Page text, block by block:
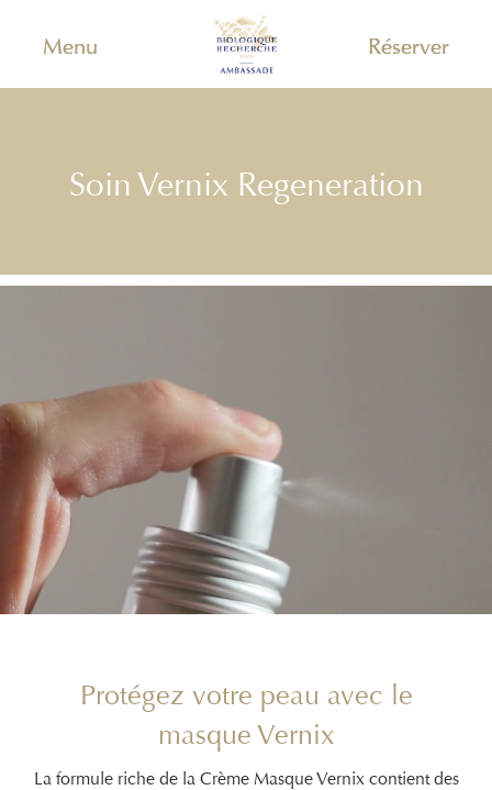
Menu Réserver
Soin Vernix Regeneration
Protégez votre peau avec le
masque Vernix
La formule riche de la Crème Masque Vernix contient des